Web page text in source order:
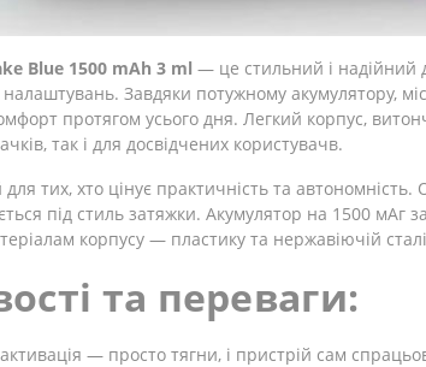
Blue 1500 mAh 3 ml — це стильний і надійний
Завдяки потужному акумулятору,
протягом усього дня. Легкий корпус,
так і для досвідчених користувачв.
тих, хто цінує практичність та
під стиль затяжки. Акумулятор на 1500
корпусу — пластику та нержавіючій
та переваги:
— просто тягни, і пристрій сам